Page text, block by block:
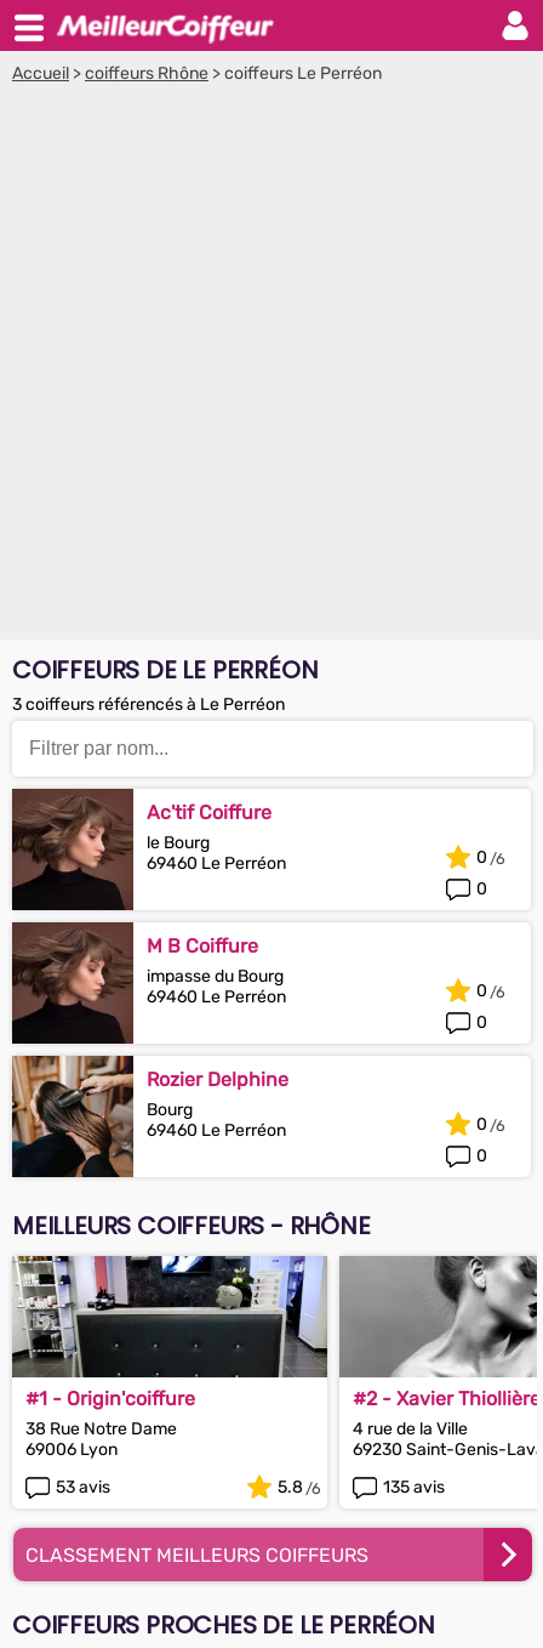
Accueil >coiffeurs Rhône >coiffeurs Le Perréon
COIFFEURS DE LE PERRÉON
3 coiffeurs référencés à Le Perréon
Ac'tif Coiffure
le Bourg
69460 Le Perréon
0
0
M B Coiffure
impasse du Bourg
69460 Le Perréon
0
0
Rozier Delphine
Bourg
69460 Le Perréon
0
0
MEILLEURS COIFFEURS - RHÔNE
#1 - Origin'coiffure
38 Rue Notre Dame
69006 Lyon
53 avis
5.8
#2 - Xavier Thiollière
4 rue de la Ville
69230 Saint-Genis-
135 avis
CLASSEMENT MEILLEURS COIFFEURS
COIFFEURS PROCHES DE LE PERRÉON